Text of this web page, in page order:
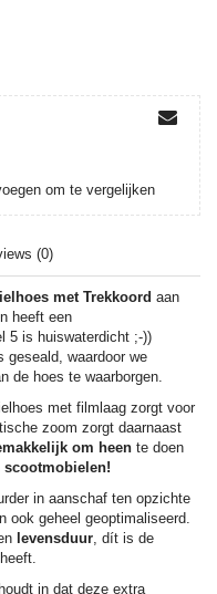
om te vergelijken
(0)
met Trekkoord aan
heeft een
5 is huiswaterdicht ;-))
geseald, waardoor we
de hoes te waarborgen.
met filmlaag zorgt voor
zoom zorgt daarnaast
om heen te doen
scootmobielen!
in aanschaf ten opzichte
ook geheel geoptimaliseerd.
levensduur, dít is de
in dat deze extra